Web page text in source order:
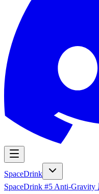
SpaceDrink
SpaceDrink #5 Anti-